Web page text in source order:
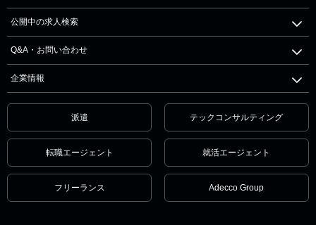
公開中の求人検索
Q&A・お問い合わせ
企業情報
派遣 テックコンサルティング
転職エージェント 就活エージェント
フリーランス Adecco Group